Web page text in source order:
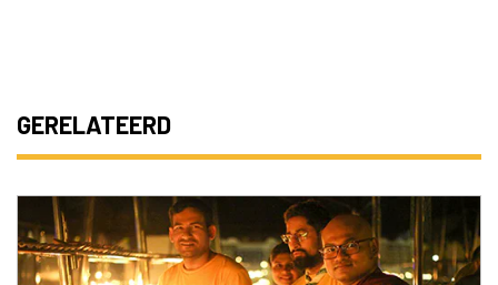
GERELATEERD